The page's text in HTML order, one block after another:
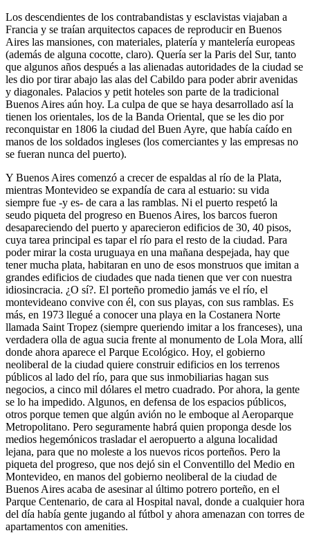
Los descendientes de los contrabandistas y esclavistas viajaban a
Francia y se traían arquitectos capaces de reproducir en Buenos
Aires las mansiones, con materiales, platería y mantelería europeas
(además de alguna cocotte, claro). Quería ser la Paris del Sur, tanto
que algunos años después a las alienadas autoridades de la ciudad se
les dio por tirar abajo las alas del Cabildo para poder abrir avenidas
y diagonales. Palacios y petit hoteles son parte de la tradicional
Buenos Aires aún hoy. La culpa de que se haya desarrollado así la
tienen los orientales, los de la Banda Oriental, que se les dio por
reconquistar en 1806 la ciudad del Buen Ayre, que había caído en
manos de los soldados ingleses (los comerciantes y las empresas no
se fueran nunca del puerto).
Y Buenos Aires comenzó a crecer de espaldas al río de la Plata,
mientras Montevideo se expandía de cara al estuario: su vida
siempre fue -y es- de cara a las ramblas. Ni el puerto respetó la
seudo piqueta del progreso en Buenos Aires, los barcos fueron
desapareciendo del puerto y aparecieron edificios de 30, 40 pisos,
cuya tarea principal es tapar el río para el resto de la ciudad. Para
poder mirar la costa uruguaya en una mañana despejada, hay que
tener mucha plata, habitaran en uno de esos monstruos que imitan a
grandes edificios de ciudades que nada tienen que ver con nuestra
idiosincracia. ¿O sí?. El porteño promedio jamás ve el río, el
montevideano convive con él, con sus playas, con sus ramblas. Es
más, en 1973 llegué a conocer una playa en la Costanera Norte
llamada Saint Tropez (siempre queriendo imitar a los franceses), una
verdadera olla de agua sucia frente al monumento de Lola Mora, allí
donde ahora aparece el Parque Ecológico. Hoy, el gobierno
neoliberal de la ciudad quiere construir edificios en los terrenos
públicos al lado del río, para que sus inmobiliarias hagan sus
negocios, a cinco mil dólares el metro cuadrado. Por ahora, la gente
se lo ha impedido. Algunos, en defensa de los espacios públicos,
otros porque temen que algún avión no le emboque al Aeroparque
Metropolitano. Pero seguramente habrá quien proponga desde los
medios hegemónicos trasladar el aeropuerto a alguna localidad
lejana, para que no moleste a los nuevos ricos porteños. Pero la
piqueta del progreso, que nos dejó sin el Conventillo del Medio en
Montevideo, en manos del gobierno neoliberal de la ciudad de
Buenos Aires acaba de asesinar al último potrero porteño, en el
Parque Centenario, de cara al Hospital naval, donde a cualquier hora
del día había gente jugando al fútbol y ahora amenazan con torres de
apartamentos con amenities.